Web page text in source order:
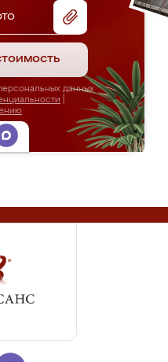
данных